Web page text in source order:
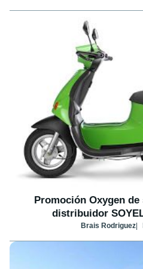
Promoción Oxygen
distribuidor
Brais Rodriguez